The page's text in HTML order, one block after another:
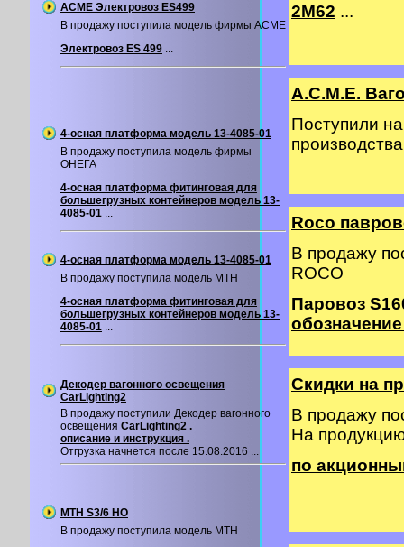
ACME Электровоз ES499
В продажу поступила модель фирмы ACME
Электровоз ES 499 ...
4-осная платформа модель 13-4085-01
В продажу поступила модель фирмы
ОНЕГА
4-осная платформа фитинговая для
большегрузных контейнеров модель 13-
4085-01 ...
4-осная платформа модель 13-4085-01
В продажу поступила модель MTH
4-осная платформа фитинговая для
большегрузных контейнеров модель 13-
4085-01 ...
Декодер вагонного освещения
CarLighting2
В продажу поступили Декодер вагонного
освещения CarLighting2 .
описание и инструкция .
Отгрузка начнется после 15.08.2016 ...
MTH S3/6 HO
В продажу поступила модель MTH
2М62 ...
A.C.M.E.
Поступили
Roco
В продажу
ROCO
Паровоз
Скидки на
В продажу
На
по